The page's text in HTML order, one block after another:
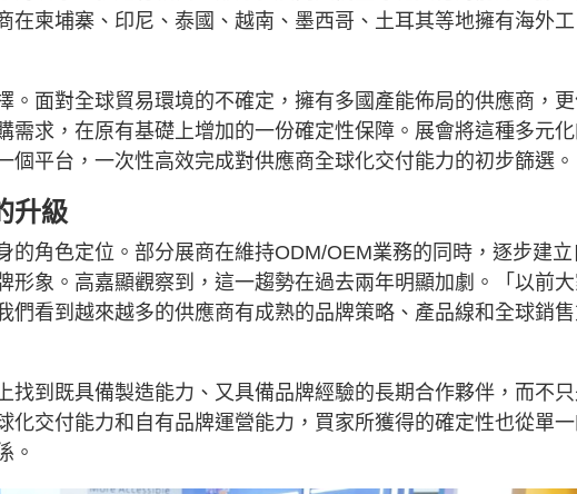
在柬埔寨、印尼、泰國、越南、墨西哥、土耳其等地擁有海外工
。面對全球貿易環境的不確定，擁有多國產能佈局的供應商，
需求，在原有基礎上增加的一份確定性保障。展會將這種多元
個平台，一次性高效完成對供應商全球化交付能力的初步篩選。
升級
的角色定位。部分展商在維持ODM/OEM業務的同時，逐步建立
形象。高嘉顯觀察到，這一趨勢在過去兩年明顯加劇。「以前
們看到越來越多的供應商有成熟的品牌策略、產品線和全球銷
找到既具備製造能力、又具備品牌經驗的長期合作夥伴，而不
化交付能力和自有品牌運營能力，買家所獲得的確定性也從單
。